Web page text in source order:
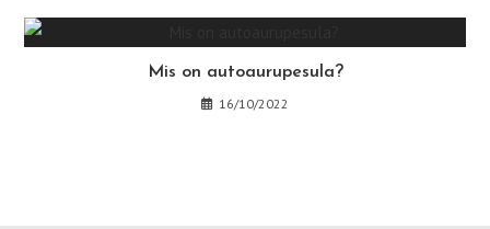
Mis on autoaurupesula?
16/10/2022